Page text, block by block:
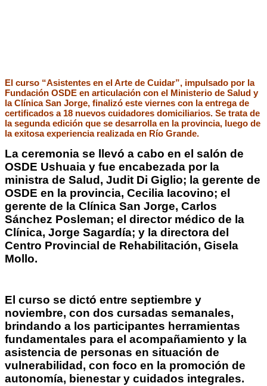
El curso “Asistentes en el Arte de Cuidar”, impulsado por la
Fundación OSDE en articulación con el Ministerio de Salud y
la Clínica San Jorge, finalizó este viernes con la entrega de
certificados a 18 nuevos cuidadores domiciliarios. Se trata de
la segunda edición que se desarrolla en la provincia, luego de
la exitosa experiencia realizada en Río Grande.
La ceremonia se llevó a cabo en el salón de
OSDE Ushuaia y fue encabezada por la
ministra de Salud, Judit Di Giglio; la gerente de
OSDE en la provincia, Cecilia Iacovino; el
gerente de la Clínica San Jorge, Carlos
Sánchez Posleman; el director médico de la
Clínica, Jorge Sagardía; y la directora del
Centro Provincial de Rehabilitación, Gisela
Mollo.
El curso se dictó entre septiembre y
noviembre, con dos cursadas semanales,
brindando a los participantes herramientas
fundamentales para el acompañamiento y la
asistencia de personas en situación de
vulnerabilidad, con foco en la promoción de
autonomía, bienestar y cuidados integrales.